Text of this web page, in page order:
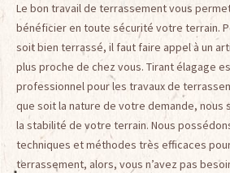
Le bon travail de terrassement vous
bénéficier en toute sécurité votre terrain.
soit bien terrassé, il faut faire appel à un
plus proche de chez vous. Tirant élagage
professionnel pour les travaux de
que soit la nature de votre demande, nous
la stabilité de votre terrain. Nous
techniques et méthodes très efficaces
terrassement, alors, vous n’avez pas